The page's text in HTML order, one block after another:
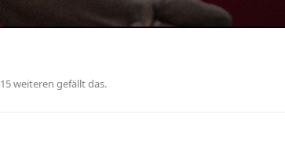
15weiteren gefällt das.